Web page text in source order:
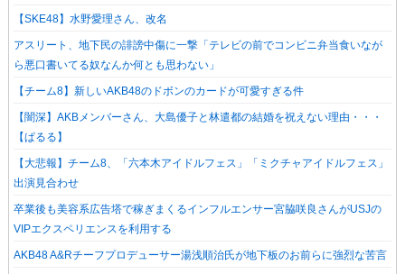
【SKE48】水野愛理さん、改名
アスリート、地下民の誹謗中傷に一撃「テレビの前でコンビニ弁当食いなが
ら悪口書いてる奴なんか何とも思わない」
【チーム8】新しいAKB48のドボンのカードが可愛すぎる件
【闇深】AKBメンバーさん、大島優子と林遣都の結婚を祝えない理由・・・
【ぱるる】
【大悲報】チーム8、「六本木アイドルフェス」「ミクチャアイドルフェス」
出演見合わせ
卒業後も美容系広告塔で稼ぎまくるインフルエンサー宮脇咲良さんがUSJの
VIPエクスペリエンスを利用する
AKB48 A&Rチーフプロデューサー湯浅順治氏が地下板のお前らに強烈な苦言